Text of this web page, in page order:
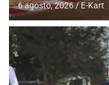
6 agosto, 2026 E-Kart